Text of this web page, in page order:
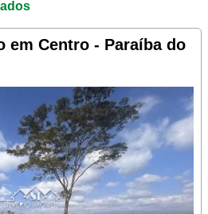
em Centro - Paraíba do